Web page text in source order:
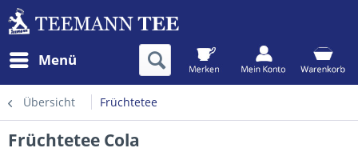
Menü
Übersicht Früchtetee
Früchtetee Cola